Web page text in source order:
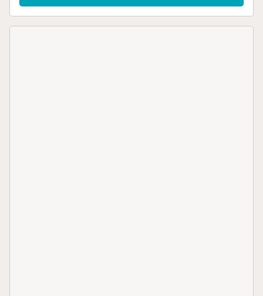
pode encontrar produtos locais frescos e baratos na praça